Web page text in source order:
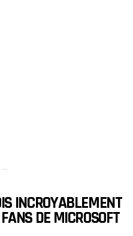
INCROYABLEMENT
DE MICROSOFT